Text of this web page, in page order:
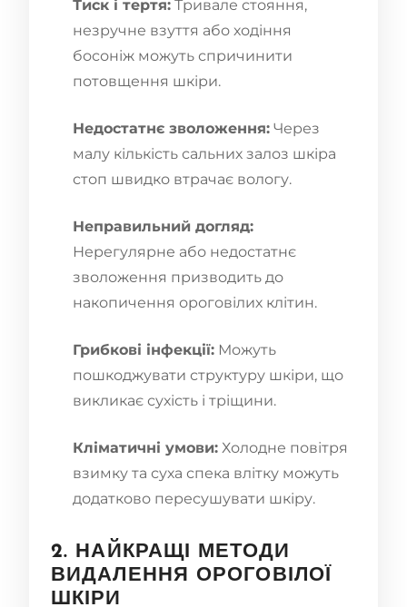
Тиск і тертя: Тривале стояння,
незручне взуття або ходіння
босоніж можуть спричинити
потовщення шкіри.
Недостатнє зволоження: Через
малу кількість сальних залоз шкіра
стоп швидко втрачає вологу.
Неправильний догляд:
Нерегулярне або недостатнє
зволоження призводить до
накопичення ороговілих клітин.
Грибкові інфекції: Можуть
пошкоджувати структуру шкіри, що
викликає сухість і тріщини.
Кліматичні умови: Холодне повітря
взимку та суха спека влітку можуть
додатково пересушувати шкіру.
2. НАЙКРАЩІ МЕТОДИ
ВИДАЛЕННЯ ОРОГОВІЛОЇ
ШКІРИ